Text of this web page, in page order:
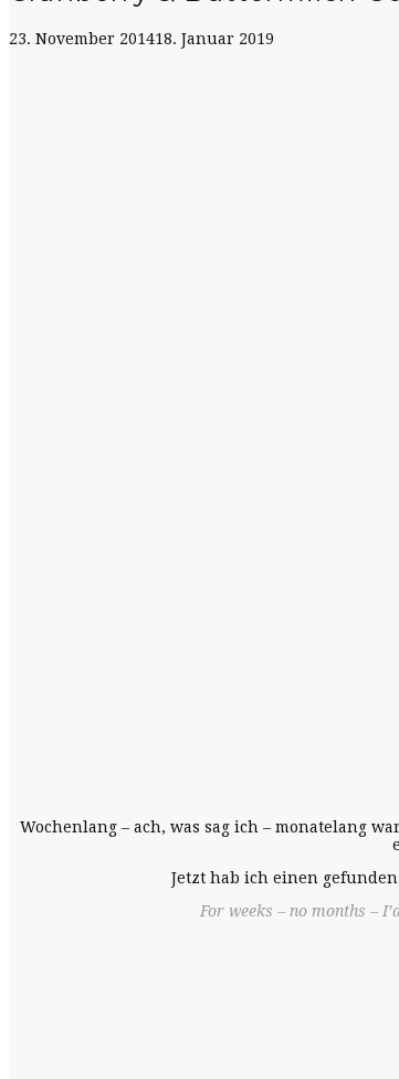
23. November 201418. Januar 2019
Wochenlang – ach, was sag ich – monatelang
Jetzt hab ich einen
For weeks – no months –